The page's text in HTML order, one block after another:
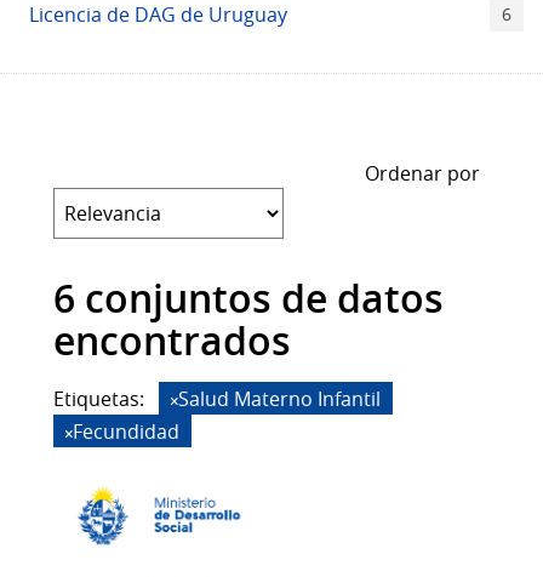
Licencia de DAG de Uruguay 6
Ordenar por
6 conjuntos de datos
encontrados
Etiquetas:
Salud Materno Infantil
Fecundidad